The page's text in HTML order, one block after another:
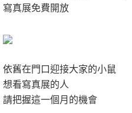
寫真展免費開放
依舊在門口迎接大家的小鼠
想看寫真展的人
請把握這一個月的機會